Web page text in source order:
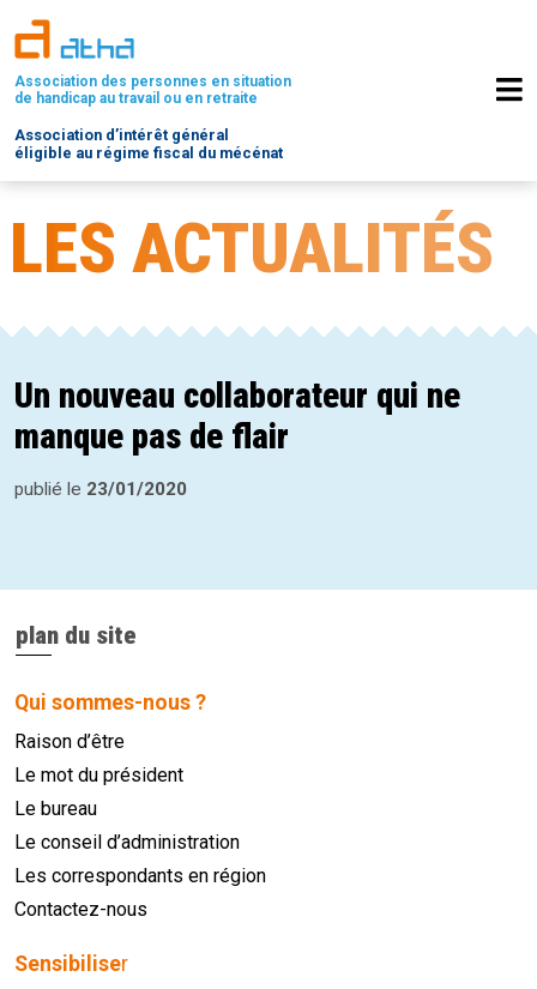
Association des personnes en situation
de handicap au travail ou en retraite
Association d’intérêt général
éligible au régime fiscal du mécénat
LES ACTUALITÉS
Un nouveau collaborateur qui ne
manque pas de flair
publié le 23/01/2020
plan du site
Qui sommes-nous ?
Raison d’être
Le mot du président
Le bureau
Le conseil d’administration
Les correspondants en région
Contactez-nous
Sensibiliser